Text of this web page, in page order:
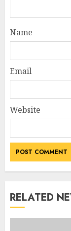
Name
Email
Website
RELATED